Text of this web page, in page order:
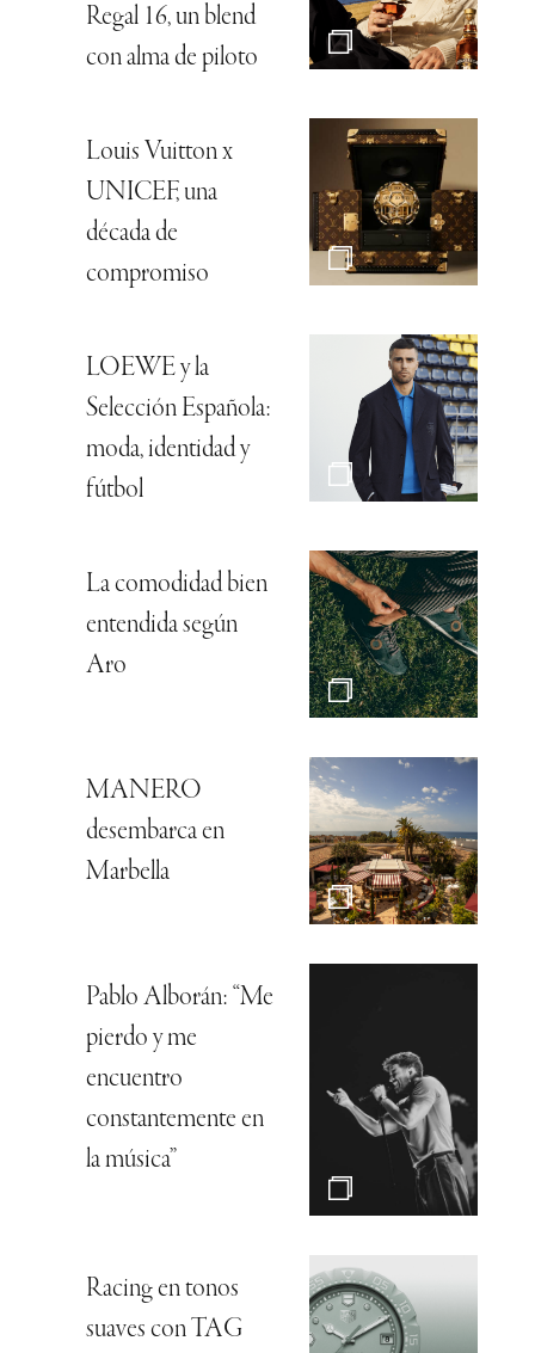
Regal 16, un blend
con alma de piloto
Louis Vuitton x
UNICEF, una
década de
compromiso
LOEWE y la
Selección Española:
moda, identidad y
fútbol
La comodidad bien
entendida según
Aro
MANERO
desembarca en
Marbella
Pablo Alborán: “Me
pierdo y me
encuentro
constantemente en
la música”
Racing en tonos
suaves con TAG